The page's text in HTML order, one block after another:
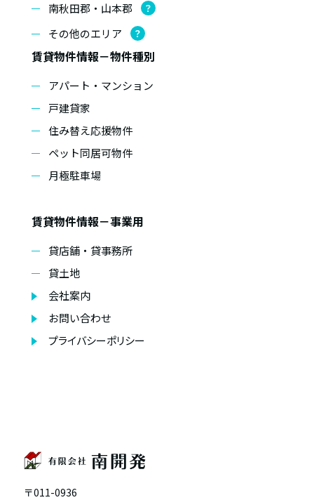
南秋田郡・山本郡 ？
その他のエリア ？
賃貸物件情報－物件種別
アパート・マンション
戸建貸家
住み替え応援物件
ペット同居可物件
月極駐車場
賃貸物件情報－事業用
貸店舗・貸事務所
貸土地
会社案内
お問い合わせ
プライバシーポリシー
〒011-0936